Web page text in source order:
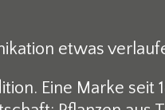
etwas
Eine Marke seit